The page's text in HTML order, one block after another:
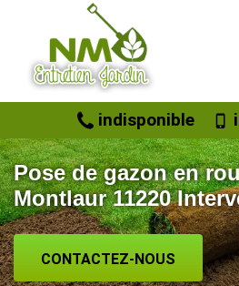
indisponible
Pose de gazon en
Montlaur 11220
CONTACTEZ-NOUS